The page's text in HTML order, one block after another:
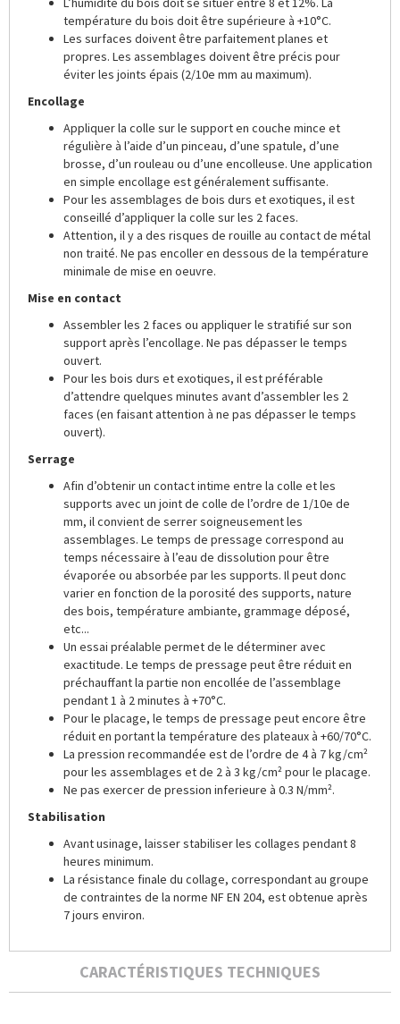
température du bois doit être supérieure à +10°C.
Les surfaces doivent être parfaitement planes et
propres. Les assemblages doivent être précis pour
éviter les joints épais (2/10e mm au maximum).
Encollage
Appliquer la colle sur le support en couche mince et
régulière à l’aide d’un pinceau, d’une spatule, d’une
brosse, d’un rouleau ou d’une encolleuse. Une application
en simple encollage est généralement suffisante.
Pour les assemblages de bois durs et exotiques, il est
conseillé d’appliquer la colle sur les 2 faces.
Attention, il y a des risques de rouille au contact de métal
non traité. Ne pas encoller en dessous de la température
minimale de mise en oeuvre.
Mise en contact
Assembler les 2 faces ou appliquer le stratifié sur son
support après l’encollage. Ne pas dépasser le temps
ouvert.
Pour les bois durs et exotiques, il est préférable
d’attendre quelques minutes avant d’assembler les 2
faces (en faisant attention à ne pas dépasser le temps
ouvert).
Serrage
Afin d’obtenir un contact intime entre la colle et les
supports avec un joint de colle de l’ordre de 1/10e de
mm, il convient de serrer soigneusement les
assemblages. Le temps de pressage correspond au
temps nécessaire à l’eau de dissolution pour être
évaporée ou absorbée par les supports. Il peut donc
varier en fonction de la porosité des supports, nature
des bois, température ambiante, grammage déposé,
etc...
Un essai préalable permet de le déterminer avec
exactitude. Le temps de pressage peut être réduit en
préchauffant la partie non encollée de l’assemblage
pendant 1 à 2 minutes à +70°C.
Pour le placage, le temps de pressage peut encore être
réduit en portant la température des plateaux à +60/70°C.
La pression recommandée est de l’ordre de 4 à 7 kg/cm²
pour les assemblages et de 2 à 3 kg/cm² pour le placage.
Ne pas exercer de pression inferieure à 0.3 N/mm².
Stabilisation
Avant usinage, laisser stabiliser les collages pendant 8
heures minimum.
La résistance finale du collage, correspondant au groupe
de contraintes de la norme NF EN 204, est obtenue après
7 jours environ.
CARACTÉRISTIQUES TECHNIQUES